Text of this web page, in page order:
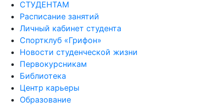
СТУДЕНТАМ
Расписание занятий
Личный кабинет студента
Спортклуб «Грифон»
Новости студенческой жизни
Первокурсникам
Библиотека
Центр карьеры
Образование